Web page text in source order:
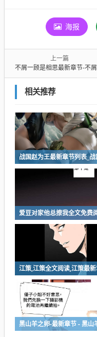
海报
上一篇
不屑一顾是相思最新章节-不屑一顾是相思小说
相关推荐